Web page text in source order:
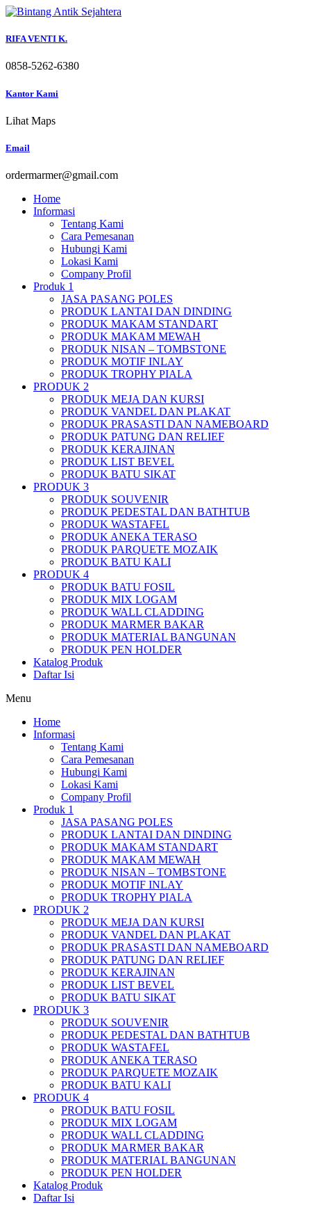
Skip
content
RIFA VENTI K.
0858-5262-6380
Kantor Kami
Lihat Maps
Email
ordermarmer@gmail.com
Home
Informasi
Tentang Kami
Cara Pemesanan
Hubungi Kami
Lokasi Kami
Company Profil
Produk 1
JASA PASANG POLES
PRODUK LANTAI DAN DINDING
PRODUK MAKAM STANDART
PRODUK MAKAM MEWAH
PRODUK NISAN – TOMBSTONE
PRODUK MOTIF INLAY
PRODUK TROPHY PIALA
PRODUK 2
PRODUK MEJA DAN KURSI
PRODUK VANDEL DAN PLAKAT
PRODUK PRASASTI DAN NAMEBOARD
PRODUK PATUNG DAN RELIEF
PRODUK KERAJINAN
PRODUK LIST BEVEL
PRODUK BATU SIKAT
PRODUK 3
PRODUK SOUVENIR
PRODUK PEDESTAL DAN BATHTUB
PRODUK WASTAFEL
PRODUK ANEKA TERASO
PRODUK PARQUETE MOZAIK
PRODUK BATU KALI
PRODUK 4
PRODUK BATU FOSIL
PRODUK MIX LOGAM
PRODUK WALL CLADDING
PRODUK MARMER BAKAR
PRODUK MATERIAL BANGUNAN
PRODUK PEN HOLDER
Katalog Produk
Daftar Isi
Menu
Home
Informasi
Tentang Kami
Cara Pemesanan
Hubungi Kami
Lokasi Kami
Company Profil
Produk 1
JASA PASANG POLES
PRODUK LANTAI DAN DINDING
PRODUK MAKAM STANDART
PRODUK MAKAM MEWAH
PRODUK NISAN – TOMBSTONE
PRODUK MOTIF INLAY
PRODUK TROPHY PIALA
PRODUK 2
PRODUK MEJA DAN KURSI
PRODUK VANDEL DAN PLAKAT
PRODUK PRASASTI DAN NAMEBOARD
PRODUK PATUNG DAN RELIEF
PRODUK KERAJINAN
PRODUK LIST BEVEL
PRODUK BATU SIKAT
PRODUK 3
PRODUK SOUVENIR
PRODUK PEDESTAL DAN BATHTUB
PRODUK WASTAFEL
PRODUK ANEKA TERASO
PRODUK PARQUETE MOZAIK
PRODUK BATU KALI
PRODUK 4
PRODUK BATU FOSIL
PRODUK MIX LOGAM
PRODUK WALL CLADDING
PRODUK MARMER BAKAR
PRODUK MATERIAL BANGUNAN
PRODUK PEN HOLDER
Katalog Produk
Daftar Isi